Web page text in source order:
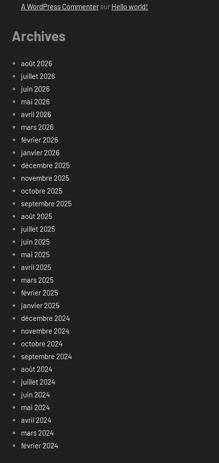
A WordPress Commentersur Hello world!
Archives
août 2026
juillet 2026
juin 2026
mai 2026
avril 2026
mars 2026
février 2026
janvier 2026
décembre 2025
novembre 2025
octobre 2025
septembre 2025
août 2025
juillet 2025
juin 2025
mai 2025
avril 2025
mars 2025
février 2025
janvier 2025
décembre 2024
novembre 2024
octobre 2024
septembre 2024
août 2024
juillet 2024
juin 2024
mai 2024
avril 2024
mars 2024
février 2024